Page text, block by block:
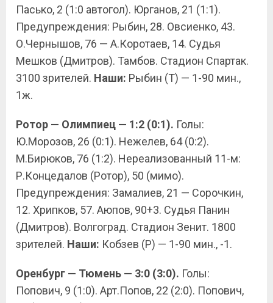
Пасько, 2 (1:0 автогол). Юрганов, 21 (1:1).
Предупреждения: Рыбин, 28. Овсиенко, 43.
О.Чернышов, 76 — А.Коротаев, 14. Судья
Мешков (Дмитров). Тамбов. Стадион Спартак.
3100 зрителей. Наши: Рыбин (Т) — 1-90 мин.,
1ж.
Ротор — Олимпиец — 1:2 (0:1). Голы:
Ю.Морозов, 26 (0:1). Нежелев, 64 (0:2).
М.Бирюков, 76 (1:2). Нереализованный 11-м:
Р.Концедалов (Ротор), 50 (мимо).
Предупреждения: Замалиев, 21 — Сорочкин,
12. Хрипков, 57. Аюпов, 90+3. Судья Панин
(Дмитров). Волгоград. Стадион Зенит. 1800
зрителей. Наши: Кобзев (Р) — 1-90 мин., -1.
Оренбург — Тюмень — 3:0 (3:0). Голы:
Попович, 9 (1:0). Арт.Попов, 22 (2:0). Попович,